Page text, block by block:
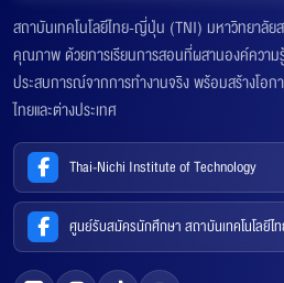
สถาบันเทคโนโลยีไทย-ญี่ปุ่น (TNI) มหาวิทยาลั
คุณภาพ ด้วยการเรียนการสอนที่ผสานองค์ความ
ประสบการณ์จากการทำงานจริง พร้อมสร้างโอก
ไทยและต่างประเทศ
Thai-Nichi Institute of Technology
ศูนย์รับสมัครนักศึกษา สถาบันเทคโนโลยี